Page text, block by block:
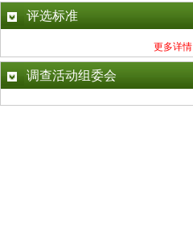
评选标准
更多详情
调查活动组委会